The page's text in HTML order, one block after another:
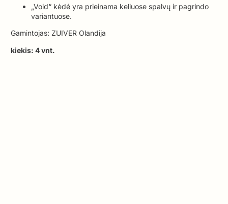
„Void“ kėdė yra prieinama keliuose spalvų ir pagrindo
variantuose.
Gamintojas: ZUIVER Olandija
kiekis: 4 vnt.